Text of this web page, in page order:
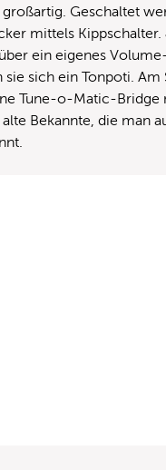
Geschaltet
mittels Kippschalter.
ein eigenes
sich ein Tonpoti. Am
Tune-o-Matic-Bridge
Bekannte, die man